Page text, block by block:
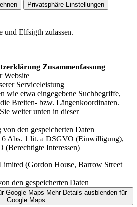
Privatsphäre-Einstellungen
und Elfsigth zulassen.
Zusammenfassung
Website
Serviceleistung
wie etwa eingegebene Suchbegriffe,
Breiten- bzw. Längenkoordinaten.
weiter unten in dieser
von den gespeicherten Daten
Abs. 1 lit. a DSGVO (Einwilligung),
Interessen)
(Gordon House, Barrow Street
den gespeicherten Daten
Google Maps Mehr Details ausblendenfür
Google Maps